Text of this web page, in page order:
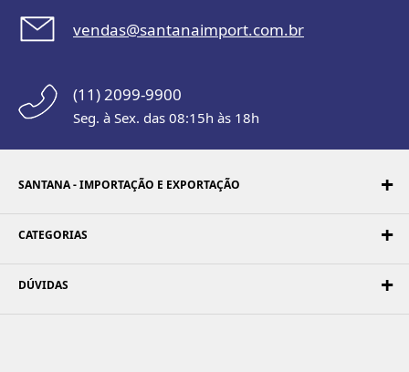
vendas@santanaimport.com.br
(11) 2099-9900
Seg. à Sex. das 08:15h às 18h
SANTANA - IMPORTAÇÃO E EXPORTAÇÃO
CATEGORIAS
DÚVIDAS